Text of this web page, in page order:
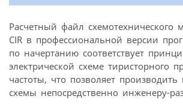
Расчетный файл схемотехнического
CIR в профессиональной версии
по начертанию соответствует
электрической схеме тиристорного
частоты, что позволяет производить
схемы непосредственно инженеру-